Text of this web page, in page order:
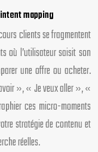
mapping
clients se fragmentent
où l’utilisateur saisit son
une offre ou acheter.
», « Je veux aller », «
ces micro-moments
stratégie de contenu et
réelles.